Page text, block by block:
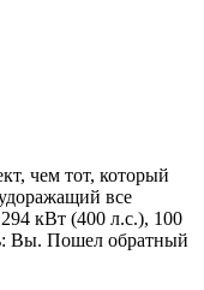
чем тот, который
все
кВт (400 л.с.), 100
Вы. Пошел обратный